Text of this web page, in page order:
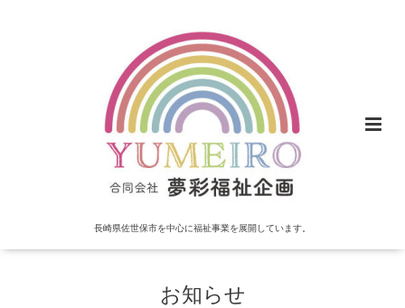
長崎県佐世保市を中心に福祉事業を展開しています。
お知らせ